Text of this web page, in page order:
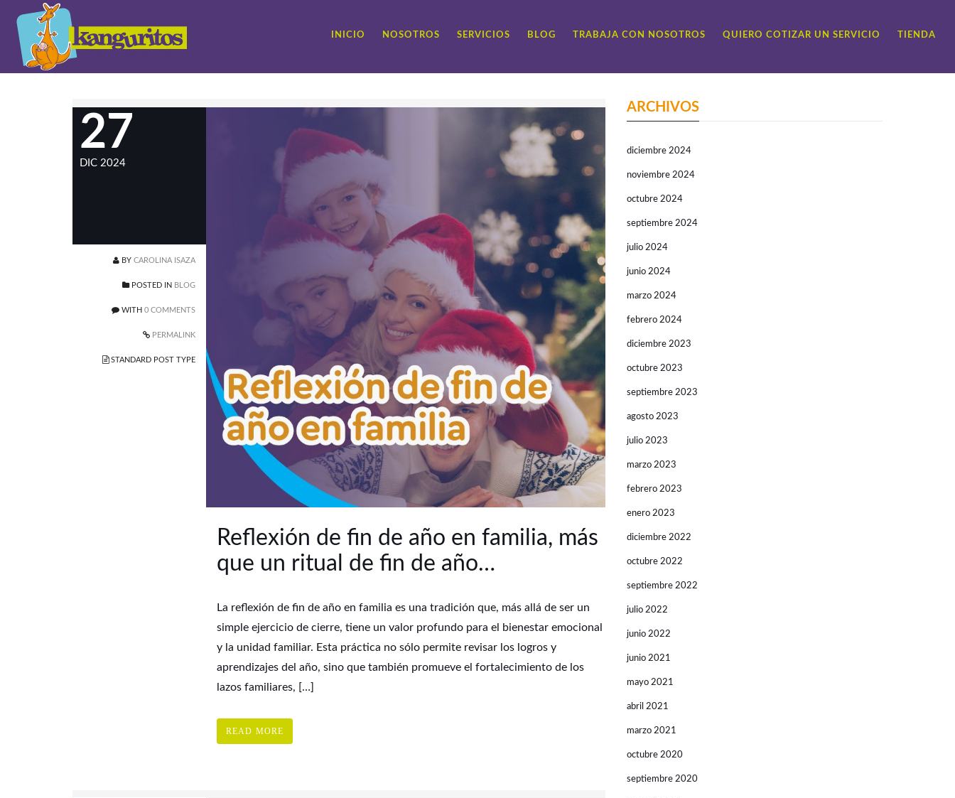
INICIO NOSOTROS SERVICIOS BLOG TRABAJA CON NOSOTROS QUIERO COTIZAR UN SERVICIO TIENDA
27
DIC 2024
BY CAROLINA ISAZA
POSTED IN BLOG
WITH 0 COMMENTS
PERMALINK
STANDARD POST TYPE
Reflexión de fin de año en familia, más
que un ritual de fin de año…
La reflexión de fin de año en familia es una tradición que, más allá de ser un
simple ejercicio de cierre, tiene un valor profundo para el bienestar emocional
y la unidad familiar. Esta práctica no sólo permite revisar los logros y
aprendizajes del año, sino que también promueve el fortalecimiento de los
lazos familiares, […]
READ MORE
ARCHIVOS
diciembre 2024
noviembre 2024
octubre 2024
septiembre 2024
julio 2024
junio 2024
marzo 2024
febrero 2024
diciembre 2023
octubre 2023
septiembre 2023
agosto 2023
julio 2023
marzo 2023
febrero 2023
enero 2023
diciembre 2022
octubre 2022
septiembre 2022
julio 2022
junio 2022
junio 2021
mayo 2021
abril 2021
marzo 2021
octubre 2020
septiembre 2020